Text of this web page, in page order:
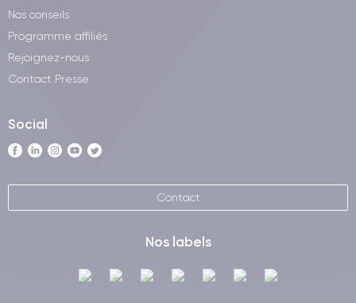
Nos conseils
Programme affiliés
Rejoignez-nous
Contact Presse
Social
Contact
Nos labels